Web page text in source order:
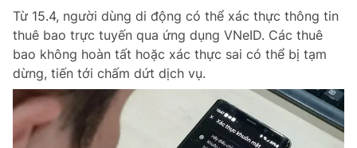
Từ 15.4, người dùng di động có thể xác thực thông tin
thuê bao trực tuyến qua ứng dụng VNeID. Các thuê
bao không hoàn tất hoặc xác thực sai có thể bị tạm
dừng, tiến tới chấm dứt dịch vụ.